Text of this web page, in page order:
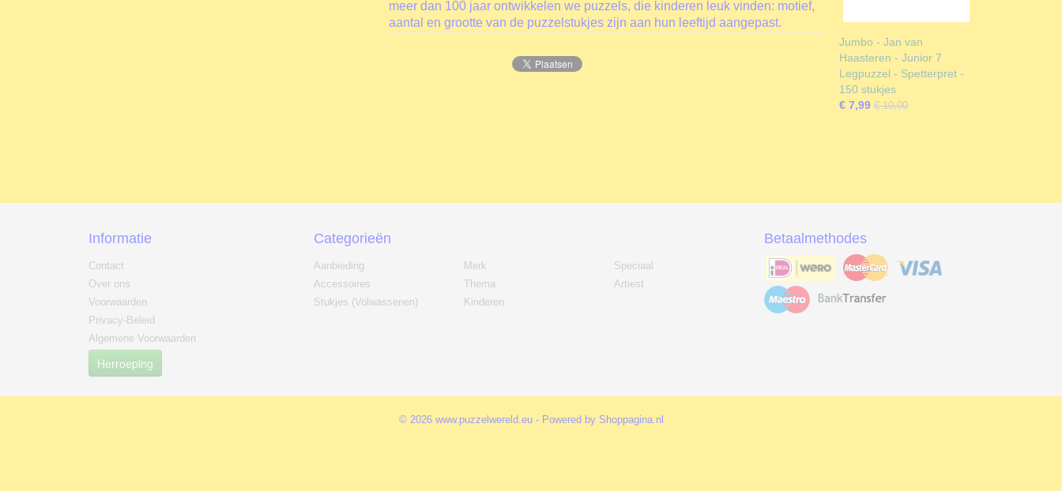
meer dan 100 jaar ontwikkelen we puzzels, die kinderen leuk vinden: motief,
aantal en grootte van de puzzelstukjes zijn aan hun leeftijd aangepast.
Jumbo - Jan van
Haasteren - Junior 7
Legpuzzel - Spetterpret -
150 stukjes
€ 7,99 € 10,00
Informatie
Contact
Over ons
Voorwaarden
Privacy-Beleid
Algemene Voorwaarden
Herroeping
Categorieën
Aanbieding
Accessoires
Stukjes (Volwassenen)
Merk
Thema
Kinderen
Speciaal
Artiest
Betaalmethodes
© 2026 www.puzzelwereld.eu - Powered by Shoppagina.nl